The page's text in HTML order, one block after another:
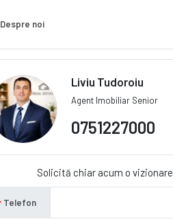
Despre noi
Liviu Tudoroiu
Agent Imobiliar Senior
0751227000
Solicită chiar acum o vizionare
Telefon